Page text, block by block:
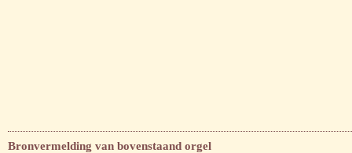
Bronvermelding van bovenstaand orgel